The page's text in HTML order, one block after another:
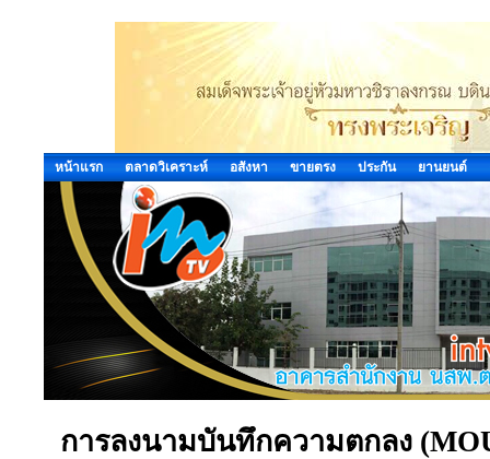
หน้าแรก ตลาดวิเคราะห์ อสังหา ขายตรง ประกัน ยานยนต์
การลงนามบันทึกความตกลง